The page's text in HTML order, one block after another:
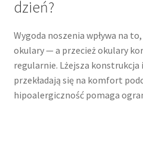
dzień?
Wygoda noszenia wpływa na
okulary — a przecież okulary
regularnie. Lżejsza
przekładają się na komfort
hipoalergiczność pomaga